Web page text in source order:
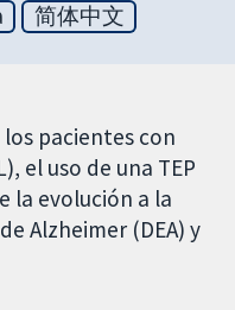
简体中文
los pacientes con
el uso de una TEP
la evolución a la
Alzheimer (DEA) y